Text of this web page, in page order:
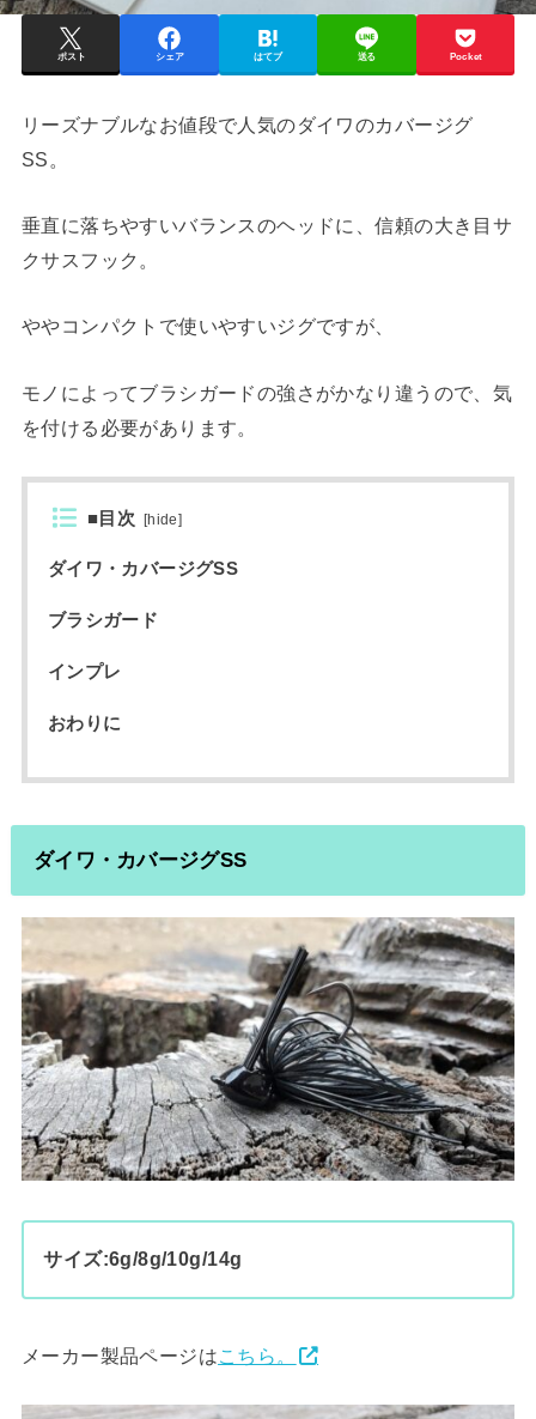
ポスト シェア はてブ 送る Pocket
リーズナブルなお値段で人気のダイワのカバージグ
SS。
垂直に落ちやすいバランスのヘッドに、信頼の大き目サ
クサスフック。
ややコンパクトで使いやすいジグですが、
モノによってブラシガードの強さがかなり違うので、気
を付ける必要があります。
■目次 [hide]
ダイワ・カバージグSS
ブラシガード
インプレ
おわりに
ダイワ・カバージグSS
サイズ:6g/8g/10g/14g
メーカー製品ページは こちら。